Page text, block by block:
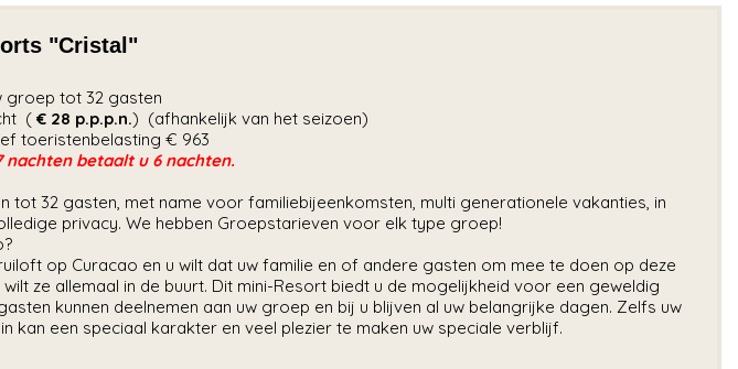
"Cristal"
groep tot 32 gasten
( € 28 p.p.p.n.) (afhankelijk van het seizoen)
toeristenbelasting € 963
nachten betaalt u 6 nachten.
tot 32 gasten, met name voor familiebijeenkomsten, multi generationele vakanties, in
privacy. We hebben Groepstarieven voor elk type groep!
op Curacao en u wilt dat uw familie en of andere gasten om mee te doen op deze
ze allemaal in de buurt. Dit mini-Resort biedt u de mogelijkheid voor een geweldig
kunnen deelnemen aan uw groep en bij u blijven al uw belangrijke dagen. Zelfs uw
kan een speciaal karakter en veel plezier te maken uw speciale verblijf.